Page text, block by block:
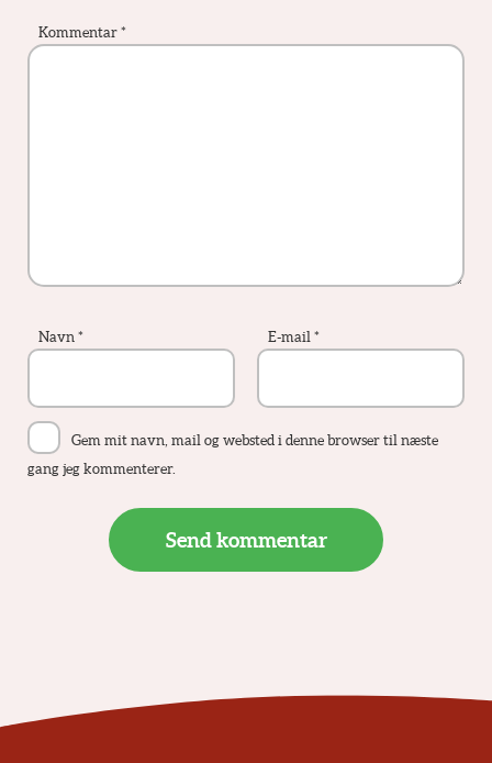
Kommentar *
Navn * E-mail *
Gem mit navn, mail og websted i denne browser til næste
gang jeg kommenterer.